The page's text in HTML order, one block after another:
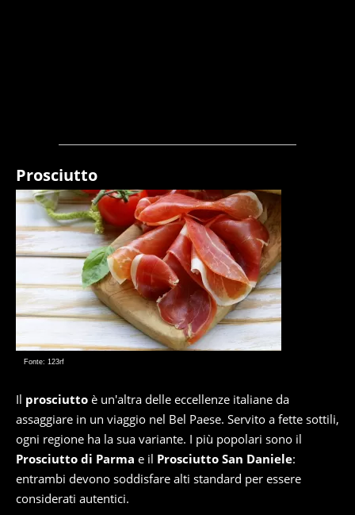
Prosciutto
Fonte: 123rf
Il prosciutto è un'altra delle eccellenze italiane da
assaggiare in un viaggio nel Bel Paese. Servito a fette sottili,
ogni regione ha la sua variante. I più popolari sono il
Prosciutto di Parma e il Prosciutto San Daniele:
entrambi devono soddisfare alti standard per essere
considerati autentici.